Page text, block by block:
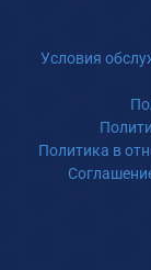
Условия
Политика в